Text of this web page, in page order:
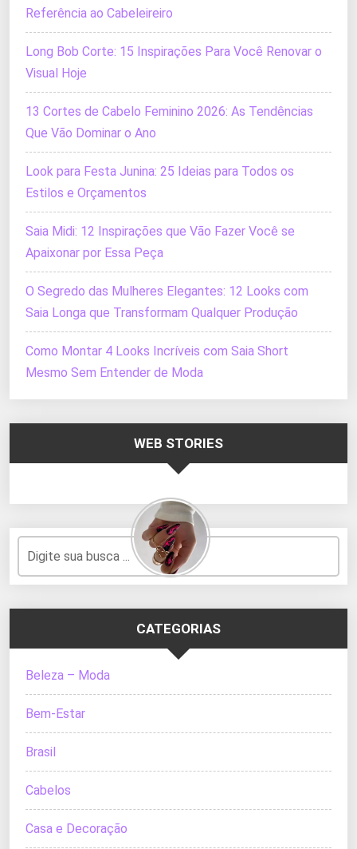
Referência ao Cabeleireiro
Long Bob Corte: 15 Inspirações Para Você Renovar o
Visual Hoje
13 Cortes de Cabelo Feminino 2026: As Tendências
Que Vão Dominar o Ano
Look para Festa Junina: 25 Ideias para Todos os
Estilos e Orçamentos
Saia Midi: 12 Inspirações que Vão Fazer Você se
Apaixonar por Essa Peça
O Segredo das Mulheres Elegantes: 12 Looks com
Saia Longa que Transformam Qualquer Produção
Como Montar 4 Looks Incríveis com Saia Short
Mesmo Sem Entender de Moda
WEB STORIES
CATEGORIAS
Beleza – Moda
Bem-Estar
Brasil
Cabelos
Casa e Decoração